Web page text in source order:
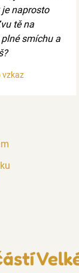
je naprosto
tě na
smíchu a
vzkaz